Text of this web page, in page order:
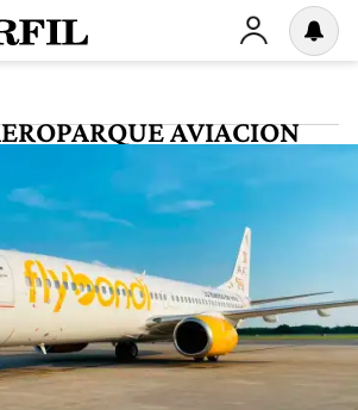
AVIACION
AEREO
ARGENTINA